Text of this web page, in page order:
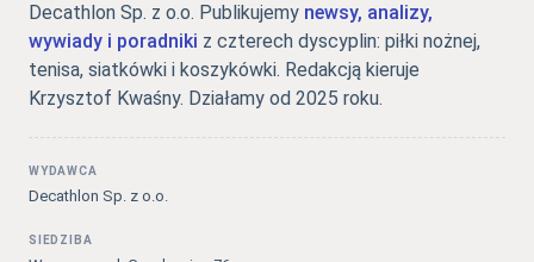
Decathlon Sp. z o.o. Publikujemy newsy, analizy,
wywiady i poradniki z czterech dyscyplin: piłki nożnej,
tenisa, siatkówki i koszykówki. Redakcją kieruje
Krzysztof Kwaśny. Działamy od 2025 roku.
WYDAWCA
Decathlon Sp. z o.o.
SIEDZIBA